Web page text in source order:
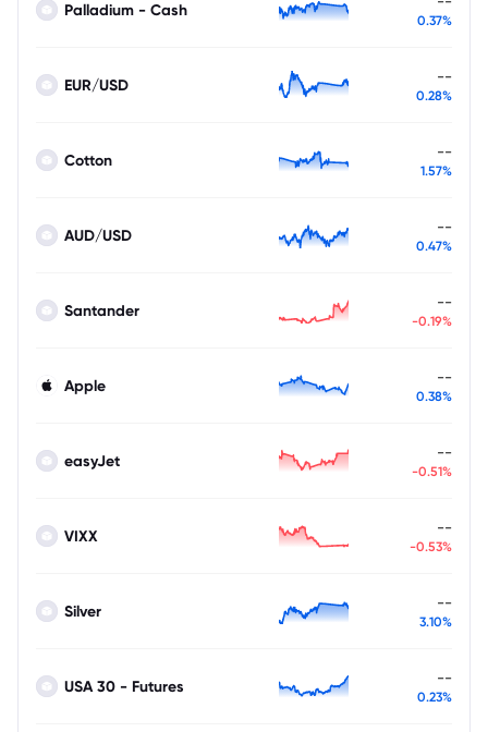
Palladium - Cash
0.37%
EUR/USD --
0.28%
Cotton --
1.57%
AUD/USD --
0.47%
Santander --
-0.19%
Apple --
0.38%
easyJet --
-0.51%
VIXX --
-0.53%
Silver --
3.10%
USA 30 - Futures --
0.23%